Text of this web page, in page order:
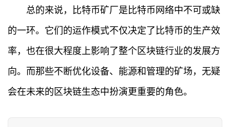
行
情
快
讯
总的来说，比特币矿厂是比特币网络中不可或缺
的一环。它们的运作模式不仅决定了比特币的生产效
率，也在很大程度上影响了整个区块链行业的发展方
向。而那些不断优化设备、能源和管理的矿场，无疑
会在未来的区块链生态中扮演更重要的角色。